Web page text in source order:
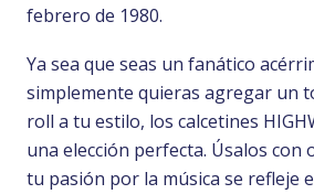
febrero de 1980.
Ya sea que seas un fanático
simplemente quieras agregar un
roll a tu estilo, los calcetines
una elección perfecta. Úsalos con
tu pasión por la música se refleje